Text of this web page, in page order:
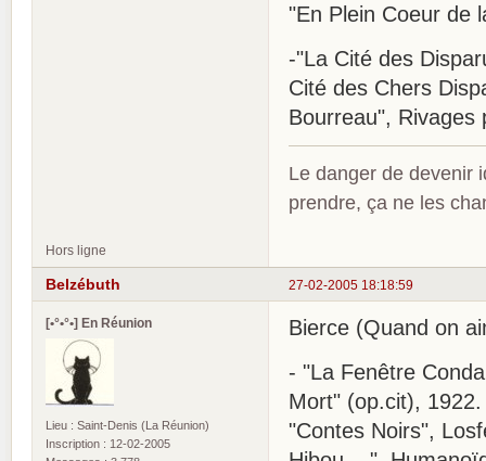
"En Plein Coeur de
-"La Cité des
Cité des Chers
Bourreau", Rivages
Le danger de devenir
prendre, ça ne les
Hors ligne
27-02-2005 18:18:59
Belzébuth
[•°•°•] En Réunion
Lieu : Saint-Denis (La Réunion)
Inscription : 12-02-2005
Bierce (Quand on
- "La Fenêtre
Mort" (op.cit),
"Contes Noirs",